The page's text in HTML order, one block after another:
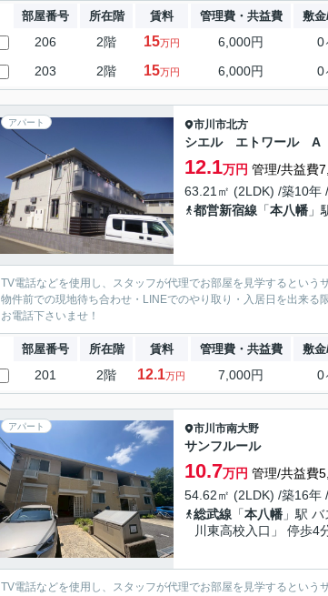
部屋番号 所在階 賃料 管理費・共益費 敷
206 2階 15万円 6,000円 0
203 2階 15万円 6,000円 0
アパート 市川市北方
シエル エトワール A
12.1万円 管理/共益費
63.21㎡ (2LDK) /築10年
都営新宿線 「本八幡 」
TV電話などを使用し、スタッフが代理でお部屋を見学するという
物件前での現地待ち合わせ・LINEでのやり取り・入居日を出来
お電話下さいませ！
部屋番号 所在階 賃料 管理費・共益費 敷
201 2階 12.1万円 7,000円 0
アパート 市川市南大野
サンフルール
10.7万円 管理/共益費
54.62㎡ (2LDK) /築16年
総武線 「本八幡 」駅
川東高校入口」 停歩4
TV電話などを使用し、スタッフが代理でお部屋を見学するという